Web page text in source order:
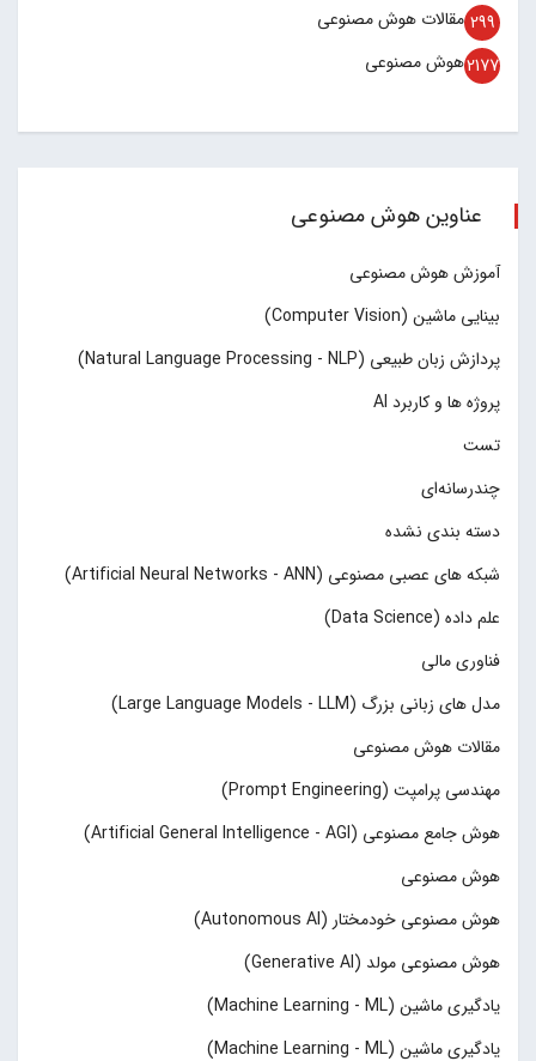
مقالات هوش مصنوعی 299
هوش مصنوعی2177
عناوین هوش مصنوعی
آموزش هوش مصنوعی
بینایی ماشین (Computer Vision)
پردازش زبان طبیعی (Natural Language Processing - NLP)
پروژه ها و کاربرد AI
تست
چند‌‌رسانه‌ای
دسته بندی نشده
شبکه های عصبی مصنوعی (Artificial Neural Networks - ANN)
علم داده (Data Science)
فناوری مالی
مدل های زبانی بزرگ (Large Language Models - LLM)
مقالات هوش مصنوعی
مهندسی پرامپت (Prompt Engineering)
هوش جامع مصنوعی (Artificial General Intelligence - AGI)
هوش مصنوعی
هوش مصنوعی خودمختار (Autonomous AI)
هوش مصنوعی مولد (Generative AI)
یادگیری ماشین (Machine Learning - ML)
یادگیری ماشین (Machine Learning - ML)